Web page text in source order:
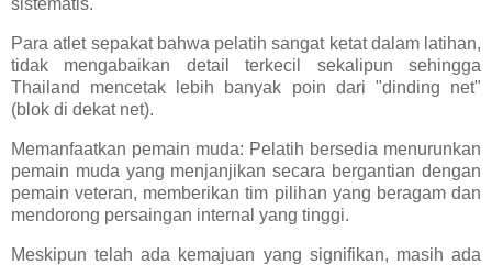
sistematis.
Para atlet sepakat bahwa pelatih sangat ketat dalam latihan,
tidak mengabaikan detail terkecil sekalipun sehingga
Thailand mencetak lebih banyak poin dari "dinding net"
(blok di dekat net).
Memanfaatkan pemain muda: Pelatih bersedia menurunkan
pemain muda yang menjanjikan secara bergantian dengan
pemain veteran, memberikan tim pilihan yang beragam dan
mendorong persaingan internal yang tinggi.
Meskipun telah ada kemajuan yang signifikan, masih ada